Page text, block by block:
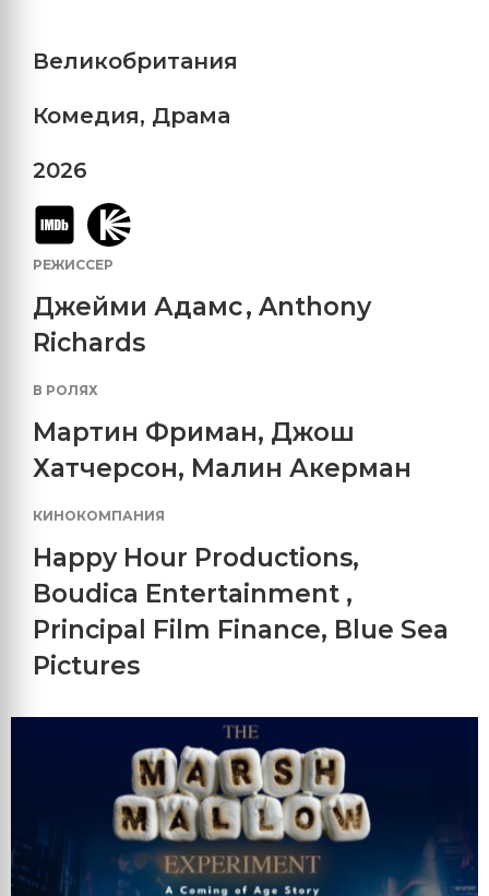
Великобритания
Комедия, Драма
2026
РЕЖИССЕР
Джейми Адамс, Anthony
Richards
В РОЛЯХ
Мартин Фриман, Джош
Хатчерсон, Малин Акерман
КИНОКОМПАНИЯ
Happy Hour Productions,
Boudica Entertainment ,
Principal Film Finance, Blue Sea
Pictures